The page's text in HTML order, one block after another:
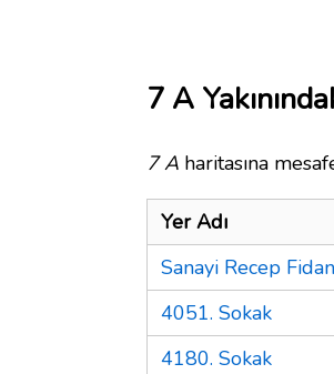
7 A
7 A haritasına
Yer Adı
Sanayi Recep
4051. Sokak
4180. Sokak